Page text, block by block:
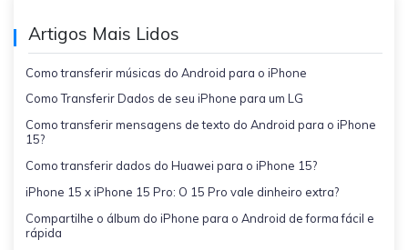
Artigos Mais Lidos
Como transferir músicas do Android para o iPhone
Como Transferir Dados de seu iPhone para um LG
Como transferir mensagens de texto do Android para o iPhone
15?
Como transferir dados do Huawei para o iPhone 15?
iPhone 15 x iPhone 15 Pro: O 15 Pro vale dinheiro extra?
Compartilhe o álbum do iPhone para o Android de forma fácil e
rápida